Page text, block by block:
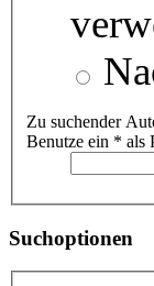
Zu suchender
Benutze ein * als
Suchoptionen